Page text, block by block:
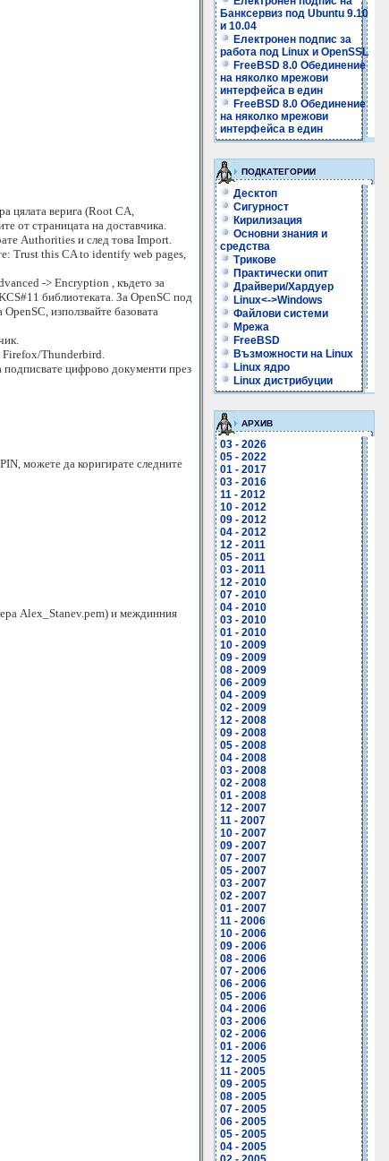
цялата верига (Root CA,
от страницата на доставчика.
Authorities и след това Import.
Trust this CA to identify web pages,
-> Encryption , където за
библиотеката. За OpenSC под
използвайте базовата
Firefox/Thunderbird.
цифрово документи през
можете да коригирате следните
Alex_Stanev.pem) и междинния
Банксервиз под Ubuntu 9.10
и 10.04
Електронен подпис за
работа под Linux и OpenSSL
FreeBSD 8.0 Обединение
на няколко мрежови
интерфейса в един
FreeBSD 8.0 Обединение
на няколко мрежови
интерфейса в един
ПОДКАТЕГОРИИ
Десктоп
Сигурност
Кирилизация
Основни знания и
средства
Трикове
Практически опит
Драйвери/Хардуер
Linux<->Windows
Файлови системи
Мрежа
FreeBSD
Възможности на Linux
Linux ядро
Linux дистрибуции
АРХИВ
03 - 2026
05 - 2022
01 - 2017
03 - 2016
11 - 2012
10 - 2012
09 - 2012
04 - 2012
12 - 2011
05 - 2011
03 - 2011
12 - 2010
07 - 2010
04 - 2010
03 - 2010
01 - 2010
10 - 2009
09 - 2009
08 - 2009
06 - 2009
04 - 2009
02 - 2009
12 - 2008
09 - 2008
05 - 2008
04 - 2008
03 - 2008
02 - 2008
01 - 2008
12 - 2007
11 - 2007
10 - 2007
09 - 2007
07 - 2007
05 - 2007
03 - 2007
02 - 2007
01 - 2007
11 - 2006
10 - 2006
09 - 2006
08 - 2006
07 - 2006
06 - 2006
05 - 2006
04 - 2006
03 - 2006
02 - 2006
01 - 2006
12 - 2005
11 - 2005
09 - 2005
08 - 2005
07 - 2005
06 - 2005
05 - 2005
04 - 2005